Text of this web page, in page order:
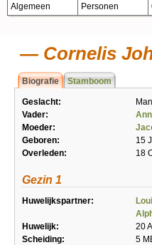
Algemeen Personen
Cornelis
Biografie Stamboom
Geslacht:
Man
Vader:
Moeder:
Geboren:
15
Overleden:
18
Gezin 1
Huwelijkspartner:
Huwelijk: 20
Scheiding:
5